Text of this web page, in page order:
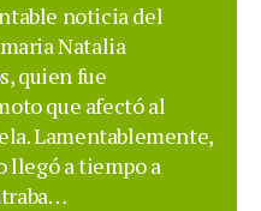
noticia del
Natalia
quien fue
que afectó al
Lamentablemente,
llegó a tiempo a